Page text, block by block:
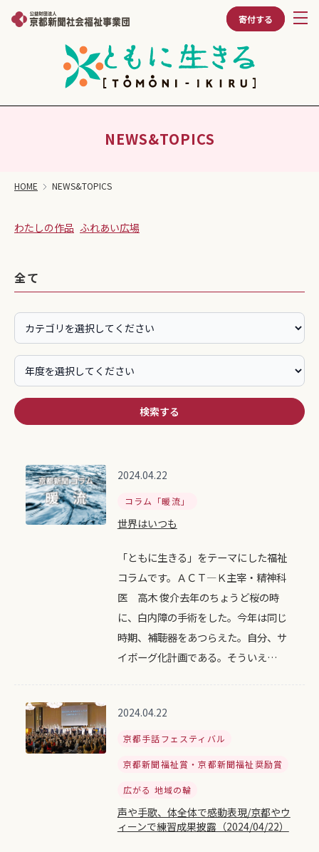
寄付する
NEWS&TOPICS
HOME NEWS&TOPICS
わたしの作品 ふれあい広場
全て
検索する
2024.04.22
コラム「暖流」
世界はいつも
「ともに生きる」をテーマにした福祉
コラムです。ＡＣＴ―Ｋ主宰・精神科
医 高木 俊介去年のちょうど桜の時
に、白内障の手術をした。今年は同じ
時期、補聴器をあつらえた。自分、サ
イボーグ化計画である。そういえ…
2024.04.22
京都手話フェスティバル
京都新聞福祉賞・京都新聞福祉奨励賞
広がる 地域の輪
声や手歌、体全体で感動表現/京都やウ
ィーンで練習成果披露（2024/04/22）